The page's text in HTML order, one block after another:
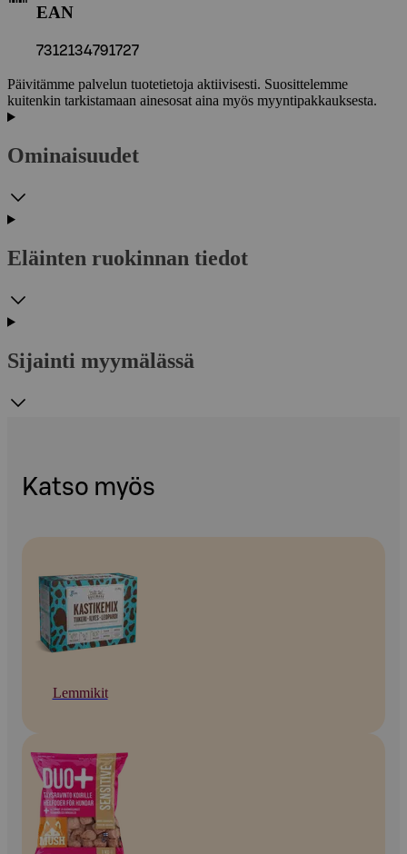
EAN
7312134791727
Päivitämme palvelun tuotetietoja aktiivisesti. Suosittelemme
kuitenkin tarkistamaan ainesosat aina myös myyntipakkauksesta.
Ominaisuudet
Eläinten ruokinnan tiedot
Sijainti myymälässä
Katso myös
Lemmikit